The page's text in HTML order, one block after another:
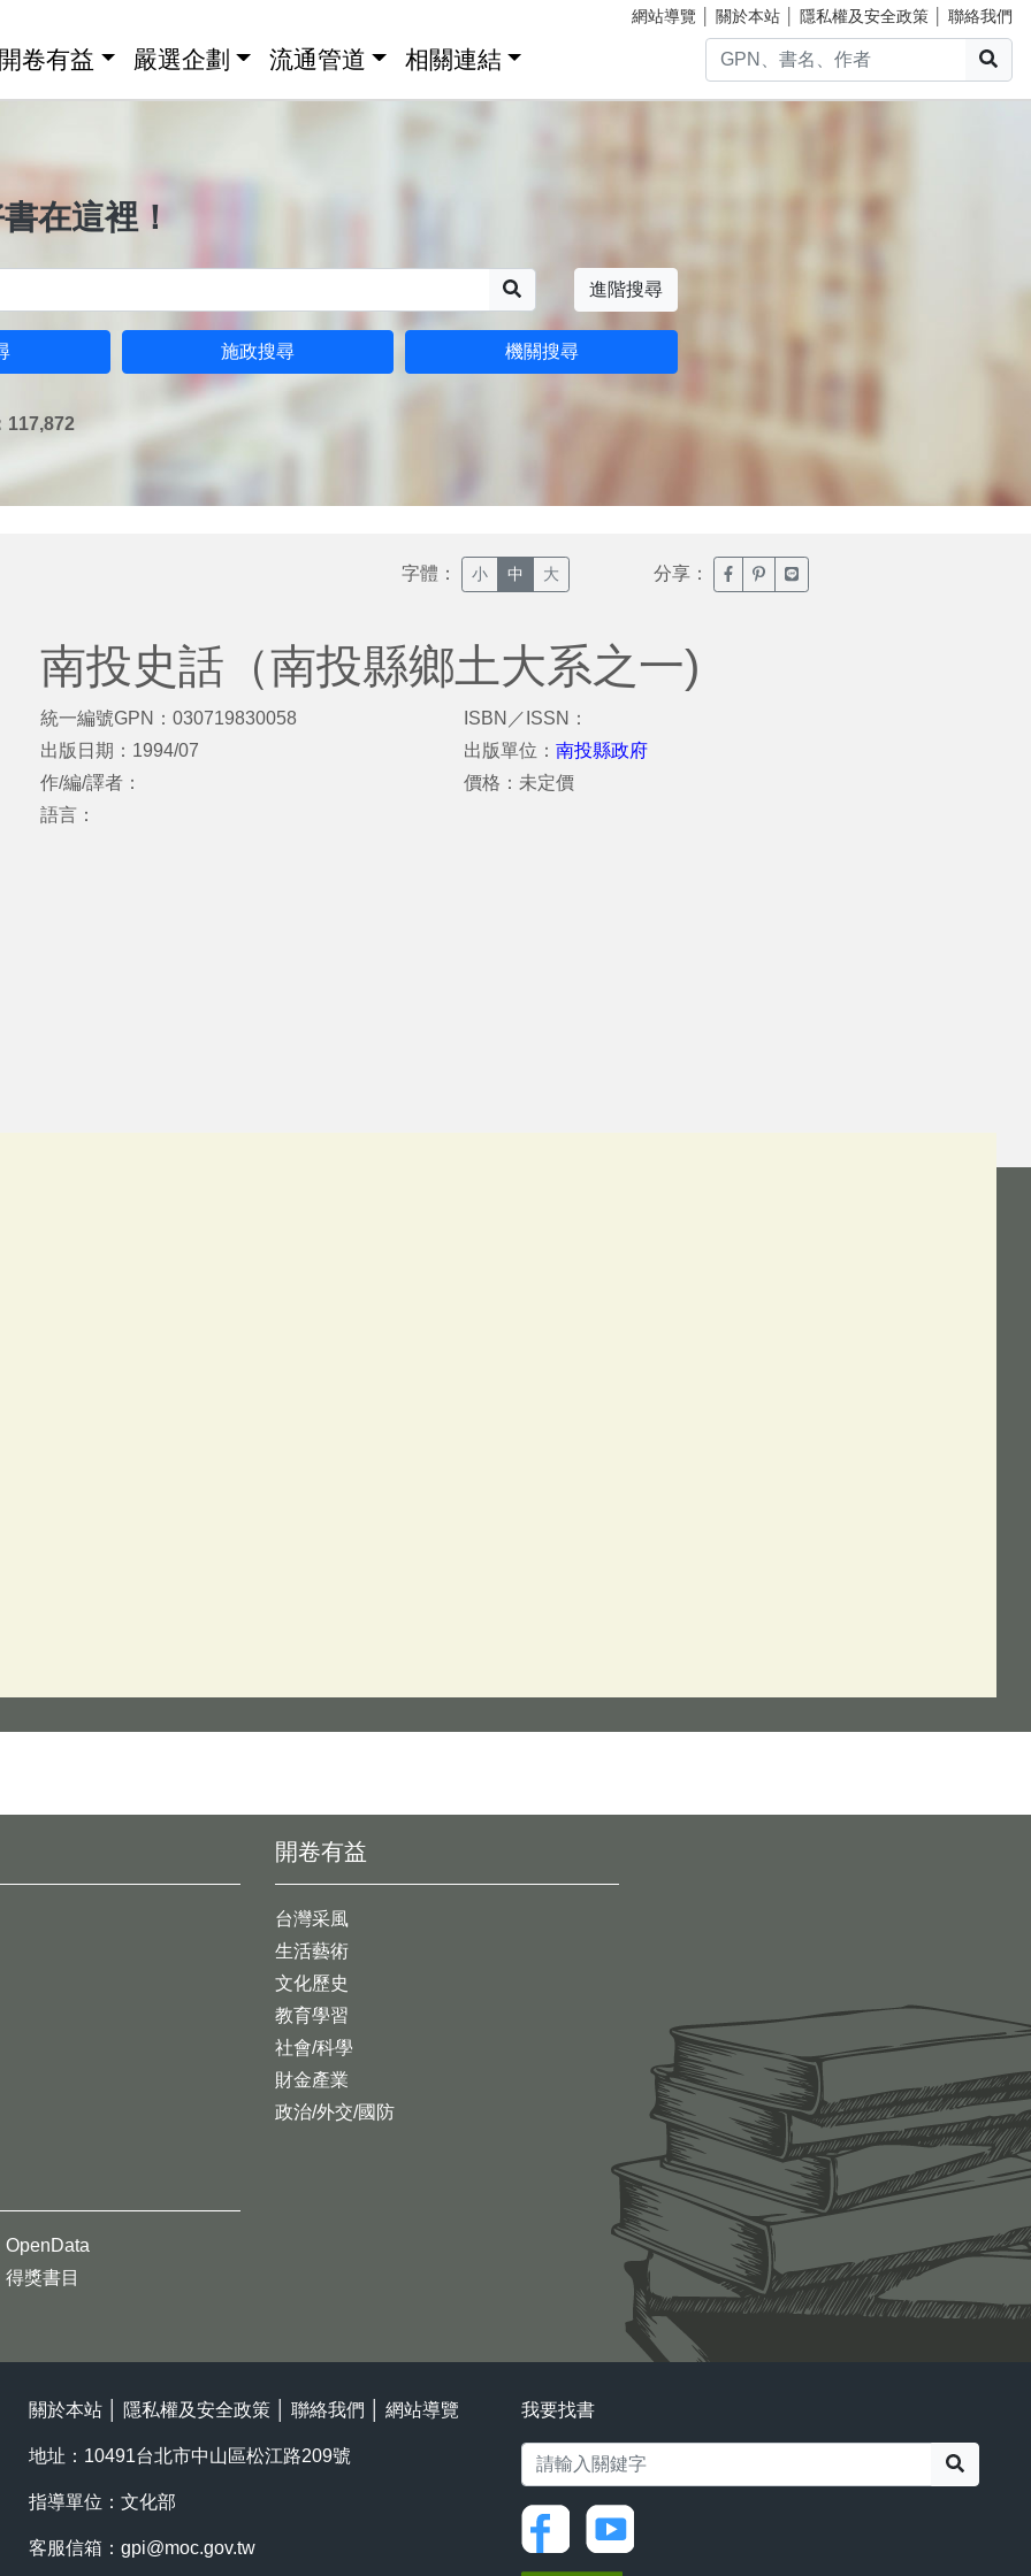
網站導覽 關於本站 隱私權及安全政策 聯絡我們
卷有益 嚴選企劃 流通管道 相關連結
在這裡！
進階搜尋
施政搜尋 機關搜尋
117,872
字體： 小 中 大 分享： 臉書分享(另開新視窗)
噗浪分享(另開新視窗)
Line分享(另開新視窗)
南投史話（南投縣鄉土大系之一)
統一編號GPN：030719830058
出版日期：1994/07
作/編/譯者：
語言：
ISBN／ISSN：
出版單位：南投縣政府
價格：未定價
開卷有益
台灣采風
生活藝術
文化歷史
教育學習
社會/科學
財金產業
政治/外交/國防
OpenData
得獎書目
關於本站 隱私權及安全政策 聯絡我們 網站導覽
地址：10491台北市中山區松江路209號
指導單位：文化部
客服信箱： gpi@moc.gov.tw
我要找書